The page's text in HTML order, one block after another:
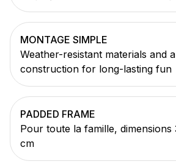
MONTAGE SIMPLE
Weather-resistant materials and
construction for long-lasting fun
PADDED FRAME
Pour toute la famille, dimensions
cm